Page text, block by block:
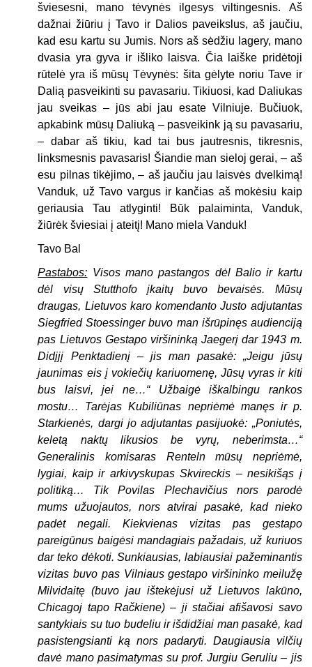
šviesesni, mano tėvynės ilgesys viltingesnis. Aš
dažnai žiūriu į Tavo ir Dalios paveikslus, aš jaučiu,
kad esu kartu su Jumis. Nors aš sėdžiu lagery, mano
dvasia yra gyva ir išliko laisva. Čia laiške pridėtoji
rūtelė yra iš mūsų Tėvynės: šita gėlyte noriu Tave ir
Dalią pasveikinti su pavasariu. Tikiuosi, kad Daliukas
jau sveikas – jūs abi jau esate Vilniuje. Bučiuok,
apkabink mūsų Daliuką – pasveikink ją su pavasariu,
– dabar aš tikiu, kad tai bus jautresnis, tikresnis,
linksmesnis pavasaris! Šiandie man sieloj gerai, – aš
esu pilnas tikėjimo, – aš jaučiu jau laisvės dvelkimą!
Vanduk, už Tavo vargus ir kančias aš mokėsiu kaip
geriausia Tau atlyginti! Būk palaiminta, Vanduk,
žiūrėk šviesiai į ateitį! Mano miela Vanduk!
Tavo Bal
Pastabos: Visos mano pastangos dėl Balio ir kartu
dėl visų Stutthofo įkaitų buvo bevaisės. Mūsų
draugas, Lietuvos karo komendanto Justo adjutantas
Siegfried Stoessinger buvo man išrūpinęs audienciją
pas Lietuvos Gestapo viršininką Jaegerį dar 1943 m.
Didįjį Penktadienį – jis man pasakė: „Jeigu jūsų
jaunimas eis į vokiečių kariuomenę, Jūsų vyras ir kiti
bus laisvi, jei ne…“ Užbaigė iškalbingu rankos
mostu… Tarėjas Kubiliūnas nepriėmė manęs ir p.
Starkienės, dargi jo adjutantas pasijuokė: „Poniutės,
keletą naktų likusios be vyrų, neberimsta…“
Generalinis komisaras Renteln mūsų nepriėmė,
lygiai, kaip ir arkivyskupas Skvireckis – nesikišąs į
politiką… Tik Povilas Plechavičius nors parodė
mums užuojautos, nors atvirai pasakė, kad nieko
padėt negali. Kiekvienas vizitas pas gestapo
pareigūnus baigėsi mandagiais pažadais, už kuriuos
dar teko dėkoti. Sunkiausias, labiausiai pažeminantis
vizitas buvo pas Vilniaus gestapo viršininko meilužę
Milvidaitę (buvo jau ištekėjusi už Lietuvos lakūno,
Chicagoj tapo Račkiene) – ji stačiai afišavosi savo
santykiais su tuo budeliu ir išdidžiai man pasakė, kad
pasistengsianti ką nors padaryti. Daugiausia vilčių
davė mano pasimatymas su prof. Jurgiu Geruliu – jis